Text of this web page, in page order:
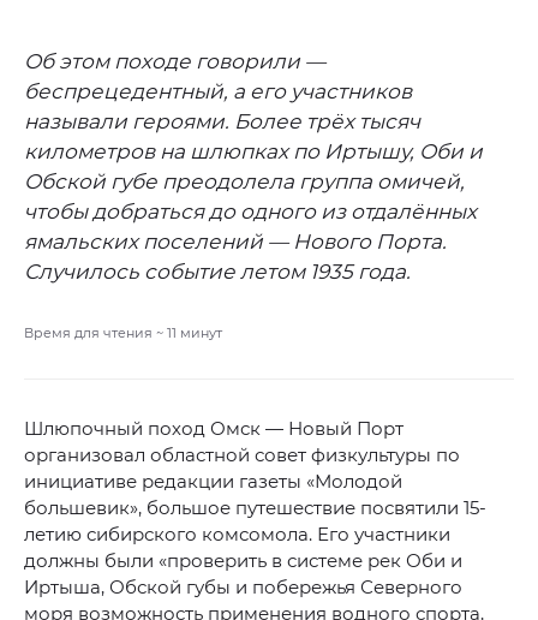
Об этом походе говорили —
беспрецедентный, а его участников
называли героями. Более трёх тысяч
километров на шлюпках по Иртышу, Оби и
Обской губе преодолела группа омичей,
чтобы добраться до одного из отдалённых
ямальских поселений — Нового Порта.
Случилось событие летом 1935 года.
Время для чтения ~ 11 минут
Шлюпочный поход Омск — Новый Порт
организовал областной совет физкультуры по
инициативе редакции газеты «Молодой
большевик», большое путешествие посвятили 15-
летию сибирского комсомола. Его участники
должны были «проверить в системе рек Оби и
Иртыша, Обской губы и побережья Северного
моря возможность применения водного спорта,